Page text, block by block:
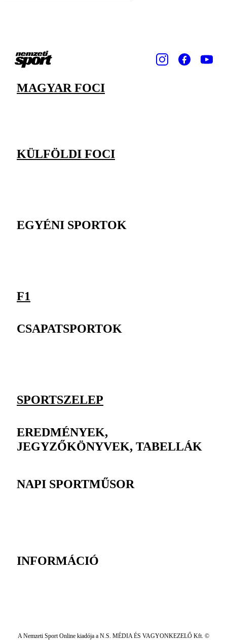
MAGYAR FOCI
KÜLFÖLDI FOCI
EGYÉNI SPORTOK
F1
CSAPATSPORTOK
SPORTSZELEP
EREDMÉNYEK,
JEGYZŐKÖNYVEK, TABELLÁK
NAPI SPORTMŰSOR
INFORMÁCIÓ
A Nemzeti Sport Online kiadója a N.S. MÉDIA ÉS VAGYONKEZELŐ Kft. ©